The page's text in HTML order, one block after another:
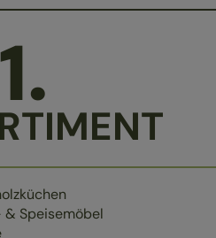
.
& Speisemöbel